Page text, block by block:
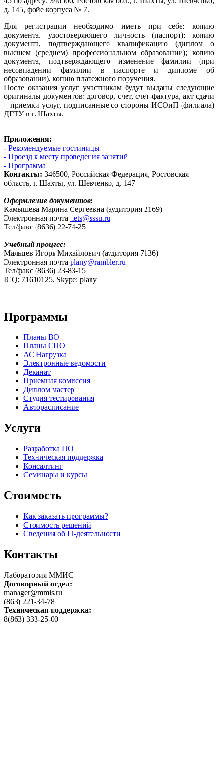
д. 145, фойе корпуса № 7.
Для регистрации необходимо иметь при себе: копию
документа, удостоверяющего личность (паспорт); копию
документа, подтверждающего квалификацию (диплом о
высшем (среднем) профессиональном образовании); копию
документа, подтверждающего изменение фамилии (при
несовпадении фамилии в паспорте и дипломе об
образовании), копию платежного поручения.
После оказания услуг участникам будут выданы следующие
оригиналы документов: договор, счет, счет-фактура, акт сдачи
– приемки услуг, подписанные со стороны ИСОиП (филиала)
ДГТУ в г. Шахты.
Приложения:
- Рекомендуемые гостиницы
- Проезд к месту проведения занятий
- Программа
Контакты: 346500, Российская Федерация, Ростовская
область, г. Шахты, ул. Шевченко, д. 147
Оформление документов:
Камышева Марина Сергеевна (аудитория 2169)
Электронная почта iets@sssu.ru
Тел/факс (8636) 22-74-25
Учебный процесс:
Мальцев Игорь Михайлович (аудитория 7136)
Электронная почта plany@rambler.ru
Тел/факс (8636) 23-83-15
ICQ: 71610125, Skype: plany_
Программы
Планы ВО
Планы СПО
АС Нагрузка
Электронные ведомости
Деканат
Приемная комиссия
Диплом мастер
Студия тестирования
Авторасписание
Услуги
Разработка ПО
Техническая поддержка
Консалтинг
Семинары и курсы
Стоимость
Как заказать программы?
Стоимость решений
Сведения об IT-деятельности
Контакты
Лаборатория ММИС
Договорный отдел:
manager@mmis.ru
(863) 221-34-78
Техническая поддержка:
8(863) 333-25-00